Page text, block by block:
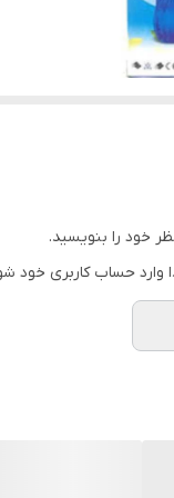
خود را بنویسید.
وارد حساب کاربری خود